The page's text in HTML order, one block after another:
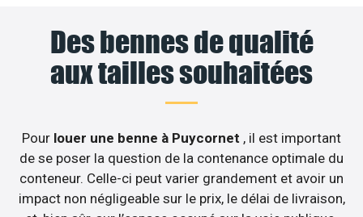
Des bennes de qualité
aux tailles souhaitées
Pour louer une benne à Puycornet , il est important
de se poser la question de la contenance optimale du
conteneur. Celle-ci peut varier grandement et avoir un
impact non négligeable sur le prix, le délai de livraison,